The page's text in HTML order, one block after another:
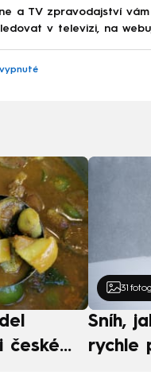
a TV zpravodajství
v televizi, na
české
31
Sníh,
rychle